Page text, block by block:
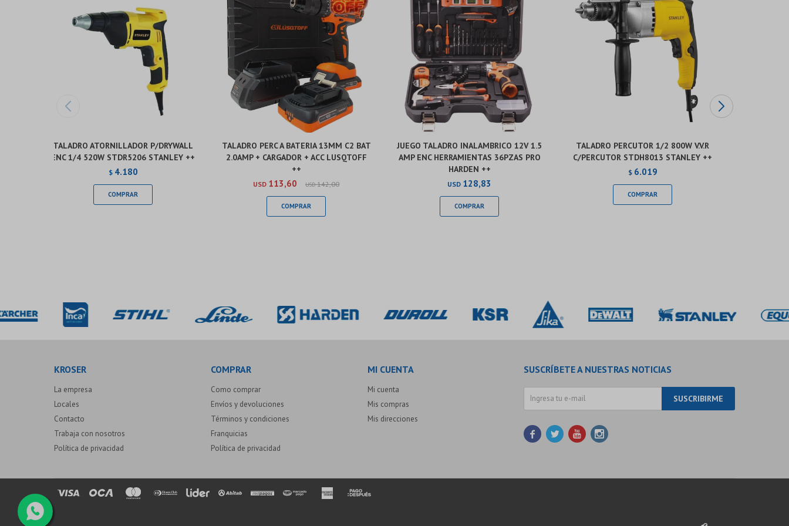
TALADRO ATORNILLADOR P/DRYWALL
ENC 1/4 520W STDR5206 STANLEY ++
$ 4.180
TALADRO PERC A BATERIA 13MM C2 BAT
2.0AMP + CARGADOR + ACC LUSQTOFF
++
USD 113,60 USD 142,00
JUEGO TALADRO INALAMBRICO 12V 1.5
AMP ENC HERRAMIENTAS 36PZAS PRO
HARDEN ++
USD 128,83
TALADRO PERCUTOR 1/2 800W V.V.R
C/PERCUTOR STDH8013 STANLEY ++
$ 6.019
KROSER
La empresa
Locales
Contacto
Trabaja con nosotros
Política de privacidad
COMPRAR
Como comprar
Envíos y devoluciones
Términos y condiciones
Franquicias
Política de privacidad
MI CUENTA
Mi cuenta
Mis compras
Mis direcciones
SUSCRÍBETE A NUESTRAS NOTICIAS
SUSCRIBIRME
   